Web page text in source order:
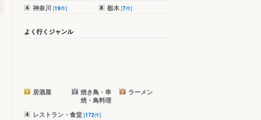
神奈川 [19件] 栃木 [7件]
よく行くジャンル
居酒屋
焼き鳥・串
焼・鳥料理
ラーメン
レストラン・食堂 [172件]